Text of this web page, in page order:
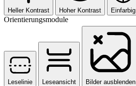
Heller Kontrast Hoher Kontrast Einfarbig
Orientierungsmodule
Leselinie Leseansicht Bilder ausblenden